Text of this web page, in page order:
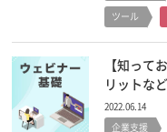
ツール
【知って
リットな
2022.06.14
企業支援